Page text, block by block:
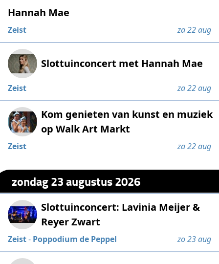
Hannah Mae
Zeist za 22 aug
Slottuinconcert met Hannah Mae
Zeist za 22 aug
Kom genieten van kunst en muziek
op Walk Art Markt
Zeist za 22 aug
zondag 23 augustus 2026
Slottuinconcert: Lavinia Meijer &
Reyer Zwart
Zeist- Poppodium de Peppel zo 23 aug